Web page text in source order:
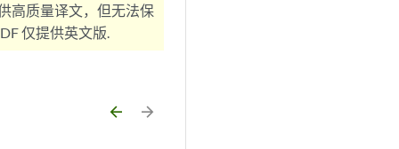
高质量译文，但无法保
仅提供英文版.
arrow_backward arrow_forward